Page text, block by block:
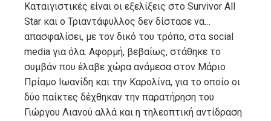
Καταιγιστικές είναι οι εξελίξεις στο Survivor All
Star και ο Τριαντάφυλλος δεν δίστασε να…
απασφαλίσει, με τον δικό του τρόπο, στα social
media για όλα. Αφορμή, βεβαίως, στάθηκε το
συμβάν που έλαβε χώρα ανάμεσα στον Μάριο
Πρίαμο Ιωανίδη και την Καρολίνα, για το οποίο οι
δύο παίκτες δέχθηκαν την παρατήρηση του
Γιώργου Λιανού αλλά και η τηλεοπτική αντίδραση